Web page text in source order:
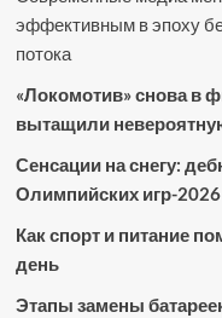
эффективным в эпоху
потока
«Локомотив» снова в
вытащили
Сенсации на снегу:
Олимпийских игр-2026
Как спорт и питание
день
Этапы замены